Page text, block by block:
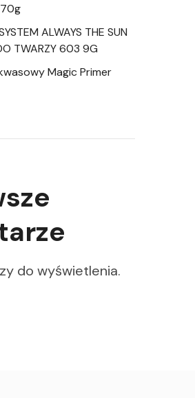
ALWAYS THE SUN
TWARZY 603 9G
Magic Primer
do wyświetlenia.